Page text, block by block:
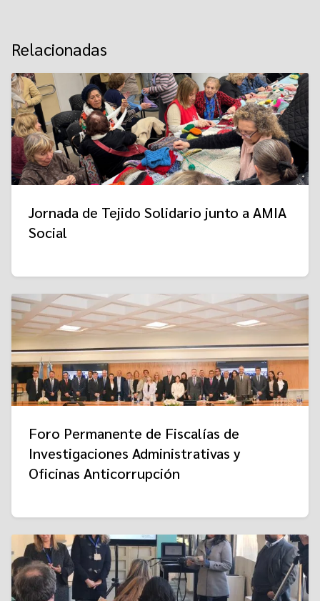
Relacionadas
Jornada de Tejido Solidario junto a AMIA
Social
Foro Permanente de Fiscalías de
Investigaciones Administrativas y
Oficinas Anticorrupción